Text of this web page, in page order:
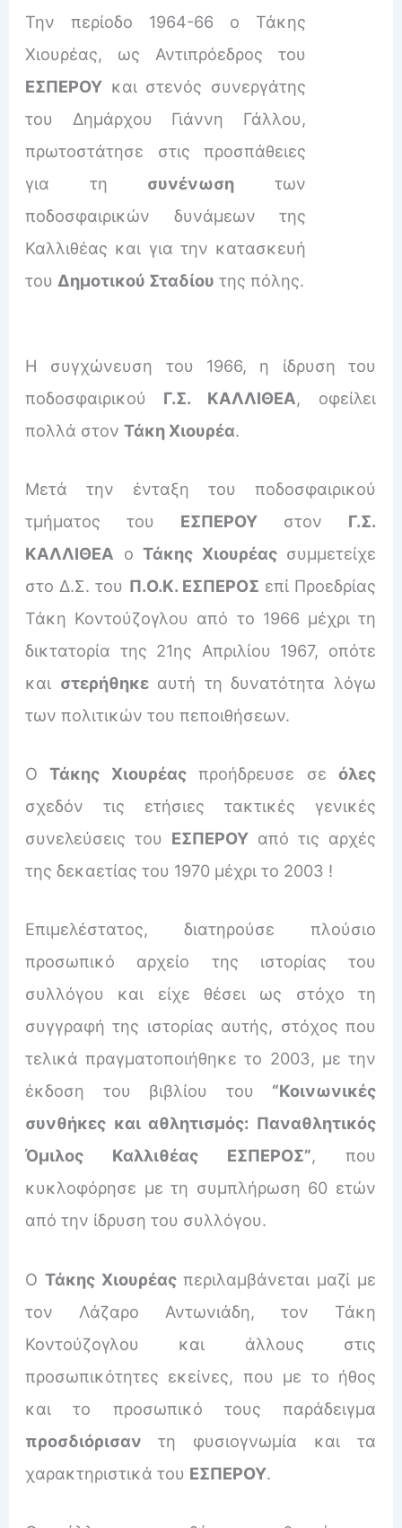
Την περίοδο 1964-66 ο Τάκης
Χιουρέας, ως Αντιπρόεδρος του
ΕΣΠΕΡΟΥ και στενός συνεργάτης
του Δημάρχου Γιάννη Γάλλου,
πρωτοστάτησε στις προσπάθειες
για τη συνένωση των
ποδοσφαιρικών δυνάμεων της
Καλλιθέας και για την κατασκευή
του Δημοτικού Σταδίου της πόλης.
Η συγχώνευση του 1966, η ίδρυση του
ποδοσφαιρικού Γ.Σ. ΚΑΛΛΙΘΕΑ, οφείλει
πολλά στονΤάκη Χιουρέα.
Μετά την ένταξη του ποδοσφαιρικού
τμήματος του ΕΣΠΕΡΟΥ στον Γ.Σ.
ΚΑΛΛΙΘΕΑ οΤάκης Χιουρέαςσυμμετείχε
στο Δ.Σ. του Π.Ο.Κ. ΕΣΠΕΡΟΣ επί Προεδρίας
Τάκη Κοντούζογλου από το 1966 μέχρι τη
δικτατορία της 21ης Απριλίου 1967, οπότε
και στερήθηκεαυτή τη δυνατότητα λόγω
των πολιτικών του πεποιθήσεων.
ΟΤάκης Χιουρέαςπροήδρευσε σεόλες
σχεδόν τις ετήσιες τακτικές γενικές
συνελεύσεις του ΕΣΠΕΡΟΥ από τις αρχές
της δεκαετίας του 1970 μέχρι το 2003 !
Επιμελέστατος, διατηρούσε πλούσιο
προσωπικό αρχείο της ιστορίας του
συλλόγου και είχε θέσει ως στόχο τη
συγγραφή της ιστορίας αυτής, στόχος που
τελικά πραγματοποιήθηκε το 2003, με την
έκδοση του βιβλίου του “Κοινωνικές
συνθήκες και αθλητισμός: Παναθλητικός
Όμιλος Καλλιθέας ΕΣΠΕΡΟΣ”, που
κυκλοφόρησε με τη συμπλήρωση 60 ετών
από την ίδρυση του συλλόγου.
ΟΤάκης Χιουρέαςπεριλαμβάνεται μαζί με
τον Λάζαρο Αντωνιάδη, τον Τάκη
Κοντούζογλου και άλλους στις
προσωπικότητες εκείνες, που με το ήθος
και το προσωπικό τους παράδειγμα
προσδιόρισαντη φυσιογνωμία και τα
χαρακτηριστικά του ΕΣΠΕΡΟΥ.